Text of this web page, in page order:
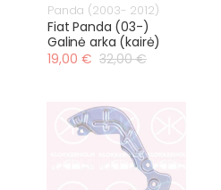
Panda (2003- 2012)
Fiat Panda (03-)
Galinė arka (kairė)
19,00 € 32,00 €